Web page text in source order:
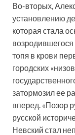
Во-вторых,
установлению
которая стала
возродившегося
топя в крови
городских
затормозил ее
вперед. «Позор
русской
Невский стал